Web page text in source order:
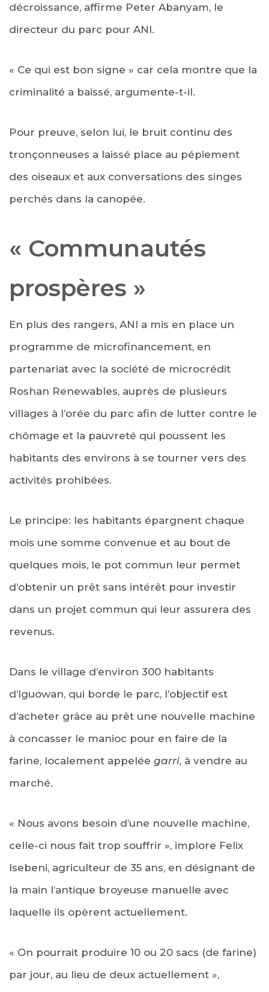
décroissance, affirme Peter Abanyam, le
directeur du parc pour ANI.
« Ce qui est bon signe » car cela montre que la
criminalité a baissé, argumente-t-il.
Pour preuve, selon lui, le bruit continu des
tronçonneuses a laissé place au pépiement
des oiseaux et aux conversations des singes
perchés dans la canopée.
« Communautés
prospères »
En plus des rangers, ANI a mis en place un
programme de microfinancement, en
partenariat avec la société de microcrédit
Roshan Renewables, auprès de plusieurs
villages à l’orée du parc afin de lutter contre le
chômage et la pauvreté qui poussent les
habitants des environs à se tourner vers des
activités prohibées.
Le principe: les habitants épargnent chaque
mois une somme convenue et au bout de
quelques mois, le pot commun leur permet
d’obtenir un prêt sans intérêt pour investir
dans un projet commun qui leur assurera des
revenus.
Dans le village d’environ 300 habitants
d’Iguowan, qui borde le parc, l’objectif est
d’acheter grâce au prêt une nouvelle machine
à concasser le manioc pour en faire de la
farine, localement appelée garri, à vendre au
marché.
« Nous avons besoin d’une nouvelle machine,
celle-ci nous fait trop souffrir », implore Felix
Isebeni, agriculteur de 35 ans, en désignant de
la main l’antique broyeuse manuelle avec
laquelle ils opèrent actuellement.
« On pourrait produire 10 ou 20 sacs (de farine)
par jour, au lieu de deux actuellement »,